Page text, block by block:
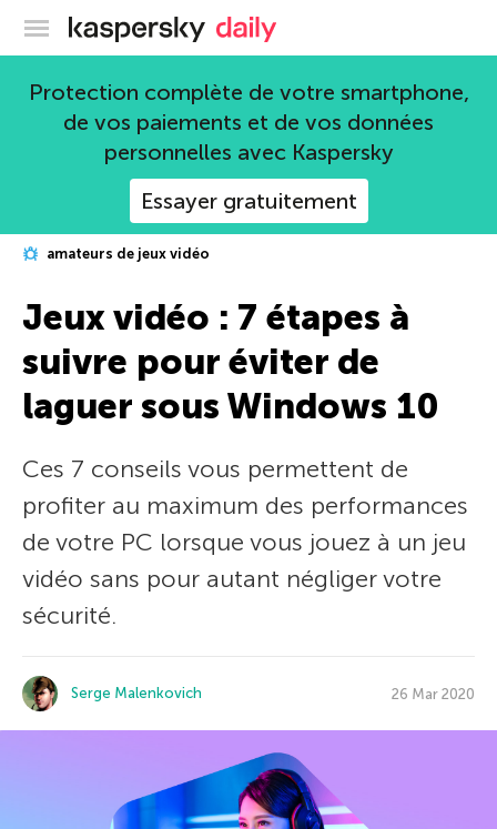
Blog officiel de Kaspersky
Protection complète de votre smartphone,
de vos paiements et de vos données
personnelles avec Kaspersky
Essayer gratuitement
amateurs de jeux vidéo
Jeux vidéo : 7 étapes à
suivre pour éviter de
laguer sous Windows 10
Ces 7 conseils vous permettent de
profiter au maximum des performances
de votre PC lorsque vous jouez à un jeu
vidéo sans pour autant négliger votre
sécurité.
Serge Malenkovich 26 Mar 2020